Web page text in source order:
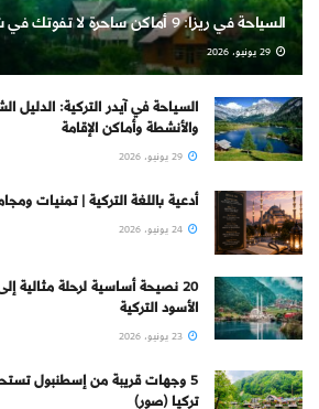
السياحة في ريزا: 9 أماكن ساحرة لا تفوتك في شمال تركيا
السياحة في آيدر التركية: الدليل
والأنشطة وأماكن الإقامة
أدعية باللغة التركية | تمنيات
20 نصيحة أساسية لرحلة مثالية
الأسود التركية
5 وجهات قريبة من إسطنبول
تركيا (صور)